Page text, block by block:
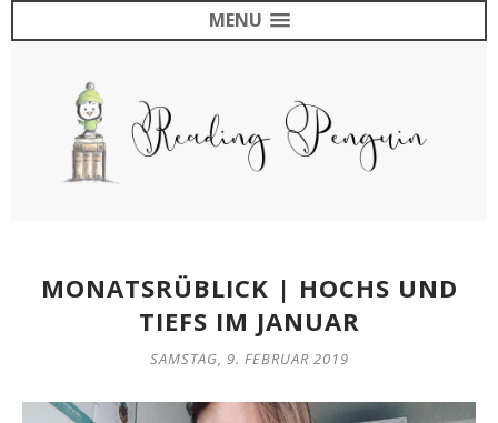
MENU
MONATSRÜBLICK | HOCHS UND
TIEFS IM JANUAR
SAMSTAG, 9. FEBRUAR 2019